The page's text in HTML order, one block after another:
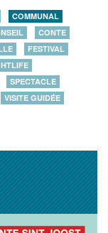
COMMUNAL
CONTE
FESTIVAL
SPECTACLE
VISITE GUIDÉE